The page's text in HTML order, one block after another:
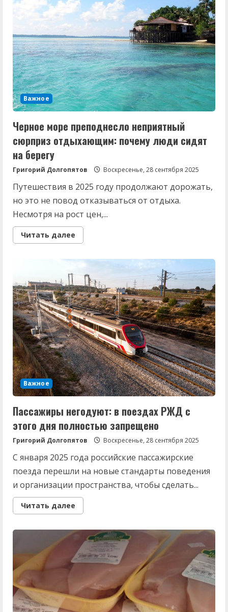
—
баланс
Гороскоп
на
30
сентября
для
всех
знаков
Зодиака
Важное
Черное море преподнесло неприятный
сюрприз отдыхающим: почему люди сидят
на берегу
Григорий Долгопятов Воскресенье, 28 сентября 2025
Путешествия в 2025 году продолжают дорожать,
но это не повод отказываться от отдыха.
Несмотря на рост цен,...
Читать далее
more
море
неприятный
сюрприз
отдыхающим:
почему
люди
сидят
на
берегу
Важное
Пассажиры негодуют: в поездах РЖД с
этого дня полностью запрещено
Григорий Долгопятов Воскресенье, 28 сентября 2025
С января 2025 года российские пассажирские
поезда перешли на новые стандарты поведения
и организации пространства, чтобы сделать...
Читать далее
more
негодуют:
поездах
РЖД
с
полностью
запрещено